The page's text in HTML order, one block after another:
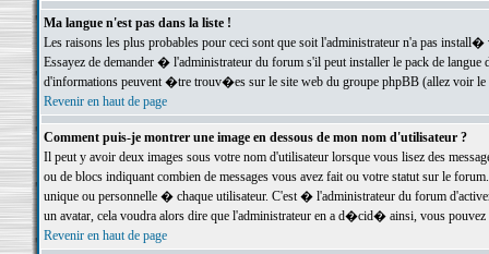
Ma langue n'est pas dans la liste !
Les raisons les plus probables pour ceci sont que soit l'administrateur n'a pas
Essayez de demander � l'administrateur du forum s'il peut installer le pack de
d'informations peuvent �tre trouv�es sur le site web du groupe phpBB (allez voir le
Revenir en haut de page
Comment puis-je montrer une image en dessous de mon nom d'utilisateur ?
Il peut y avoir deux images sous votre nom d'utilisateur lorsque vous lisez des
ou de blocs indiquant combien de messages vous avez fait ou votre statut sur le
unique ou personnelle � chaque utilisateur. C'est � l'administrateur du forum
un avatar, cela voudra alors dire que l'administrateur en a d�cid� ainsi, vous
Revenir en haut de page